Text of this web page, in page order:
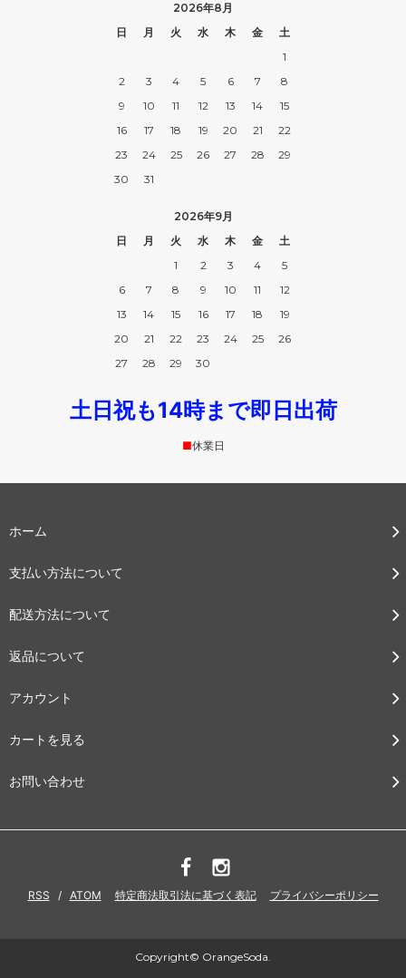
2026年8月
日
月 火 水 木 金
土
1
2
3 4 5 6 7
8
9
10 11 12 13 14
15
16
17 18 19 20 21
22
23
24 25 26 27 28
29
30
31
2026年9月
日
月 火 水 木 金
土
1
2 3 4
5
6
7 8 9 10 11
12
13
14 15 16 17 18
19
20
21 22 23 24 25
26
27
28 29 30
土日祝も14時まで即日出荷
■休業日
ホーム
支払い方法について
配送方法について
返品について
アカウント
カートを見る
お問い合わせ
RSS / ATOM 特定商法取引法に基づく表記 プライバシーポリシー
Copyright© OrangeSoda.